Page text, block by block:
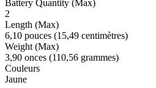
Battery Quantity (Max)
2
Length (Max)
6,10 pouces (15,49 centimètres)
Weight (Max)
3,90 onces (110,56 grammes)
Couleurs
Jaune